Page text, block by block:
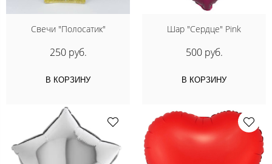
Свечи "Полосатик"
250 руб.
В КОРЗИНУ
Шар "Сердце" Pink
500 руб.
В КОРЗИНУ